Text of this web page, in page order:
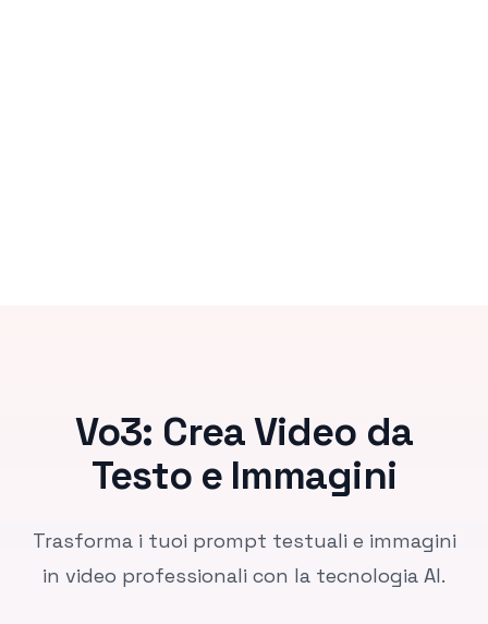
Vo3: Crea Video da
Testo e Immagini
Trasforma i tuoi prompt testuali e immagini
in video professionali con la tecnologia AI.